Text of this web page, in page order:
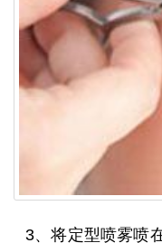
3、将定型喷雾喷